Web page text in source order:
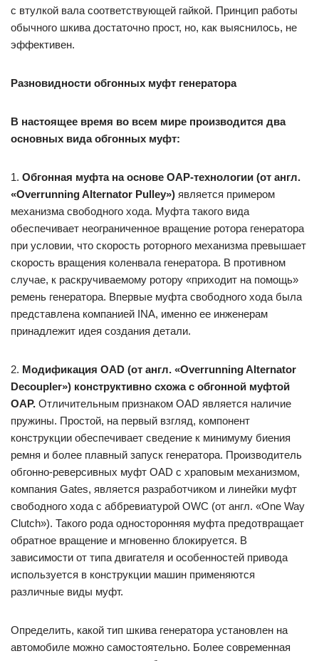
с втулкой вала соответствующей гайкой. Принцип работы
обычного шкива достаточно прост, но, как выяснилось, не
эффективен.
Разновидности обгонных муфт генератора
В настоящее время во всем мире производится два
основных вида обгонных муфт:
1. Обгонная муфта на основе OAP-технологии (от англ.
«Overrunning Alternator Pulley») является примером
механизма свободного хода. Муфта такого вида
обеспечивает неограниченное вращение ротора генератора
при условии, что скорость роторного механизма превышает
скорость вращения коленвала генератора. В противном
случае, к раскручиваемому ротору «приходит на помощь»
ремень генератора. Впервые муфта свободного хода была
представлена компанией INA, именно ее инженерам
принадлежит идея создания детали.
2. Модификация OAD (от англ. «Overrunning Alternator
Decoupler») конструктивно схожа с обгонной муфтой
OAP. Отличительным признаком OAD является наличие
пружины. Простой, на первый взгляд, компонент
конструкции обеспечивает сведение к минимуму биения
ремня и более плавный запуск генератора. Производитель
обгонно-реверсивных муфт OAD с храповым механизмом,
компания Gates, является разработчиком и линейки муфт
свободного хода с аббревиатурой OWC (от англ. «One Way
Clutch»). Такого рода односторонняя муфта предотвращает
обратное вращение и мгновенно блокируется. В
зависимости от типа двигателя и особенностей привода
используется в конструкции машин применяются
различные виды муфт.
Определить, какой тип шкива генератора установлен на
автомобиле можно самостоятельно. Более современная